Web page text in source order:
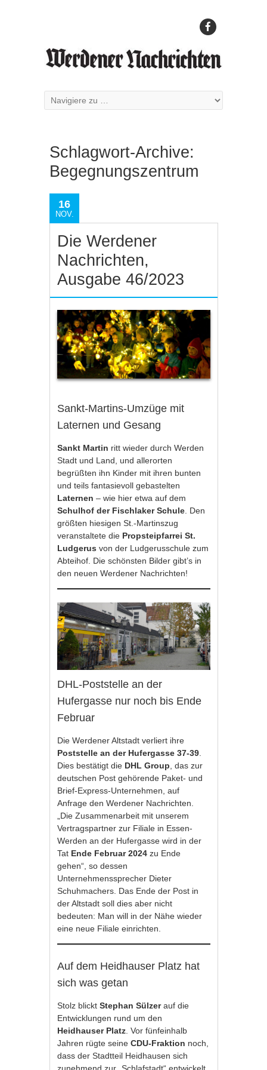
Schlagwort-Archive:
Begegnungszentrum
16
NOV.
Die Werdener
Nachrichten,
Ausgabe 46/2023
Sankt-Martins-Umzüge mit
Laternen und Gesang
Sankt Martin ritt wieder durch Werden
Stadt und Land, und allerorten
begrüßten ihn Kinder mit ihren bunten
und teils fantasievoll gebastelten
Laternen– wie hier etwa auf dem
Schulhof der Fischlaker Schule . Den
größten hiesigen St.-Martinszug
veranstaltete die Propsteipfarrei St.
Ludgerusvon der Ludgerusschule zum
Abteihof. Die schönsten Bilder gibt’s in
den neuen Werdener Nachrichten!
DHL-Poststelle an der
Hufergasse nur noch bis Ende
Februar
Die Werdener Altstadt verliert ihre
Poststelle an der Hufergasse 37-39.
Dies bestätigt die DHL Group, das zur
deutschen Post gehörende Paket- und
Brief-Express-Unternehmen, auf
Anfrage den Werdener Nachrichten.
„Die Zusammenarbeit mit unserem
Vertragspartner zur Filiale in Essen-
Werden an der Hufergasse wird in der
Tat Ende Februar 2024 zu Ende
gehen“, so dessen
Unternehmenssprecher Dieter
Schuhmachers. Das Ende der Post in
der Altstadt soll dies aber nicht
bedeuten: Man will in der Nähe wieder
eine neue Filiale einrichten.
Auf dem Heidhauser Platz hat
sich was getan
Stolz blicktStephan Sülzerauf die
Entwicklungen rund um den
Heidhauser Platz. Vor fünfeinhalb
Jahren rügte seineCDU-Fraktion noch,
dass der Stadtteil Heidhausen sich